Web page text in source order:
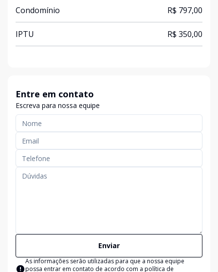
Condomínio R$ 797,00
IPTU R$ 350,00
Entre em contato
Escreva para nossa equipe
Enviar
As informações serão utilizadas para que a nossa equipe
possa entrar em contato de acordo com a política de